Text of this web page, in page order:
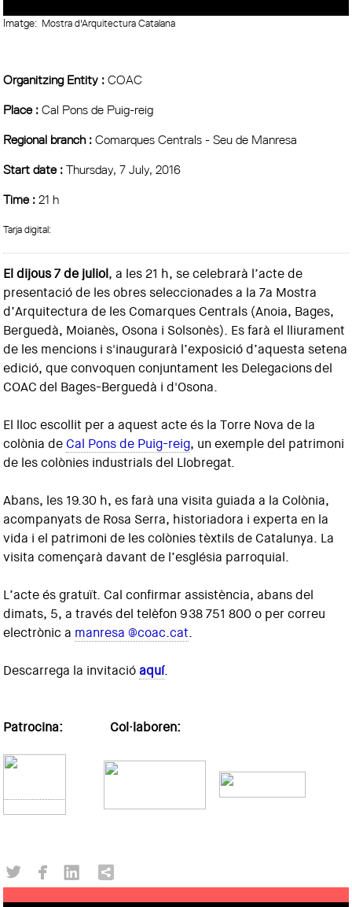
Imatge: Mostra d'Arquitectura Catalana
Organitzing Entity :COAC
Place :Cal Pons de Puig-reig
Regional branch :Comarques Centrals - Seu de Manresa
Start date :Thursday, 7 July, 2016
Time :21 h
Tarja digital:
El dijous 7 de juliol, a les 21 h, se celebrarà l’acte de
presentació de les obres seleccionades a la 7a Mostra
d’Arquitectura de les Comarques Centrals (Anoia, Bages,
Berguedà, Moianès, Osona i Solsonès). Es farà el lliurament
de les mencions i s'inaugurarà l’exposició d’aquesta setena
edició, que convoquen conjuntament les Delegacions del
COAC del Bages-Berguedà i d'Osona.
El lloc escollit per a aquest acte és la Torre Nova de la
colònia de Cal Pons de Puig-reig, un exemple del patrimoni
de les colònies industrials del Llobregat.
Abans, les 19.30 h, es farà una visita guiada a la Colònia,
acompanyats de Rosa Serra, historiadora i experta en la
vida i el patrimoni de les colònies tèxtils de Catalunya. La
visita començarà davant de l’església parroquial.
L’acte és gratuït. Cal confirmar assistència, abans del
dimats, 5, a través del telèfon 938 751 800 o per correu
electrònic a manresa @coac.cat.
Descarrega la invitacióaquí.
Patrocina: Col·laboren: